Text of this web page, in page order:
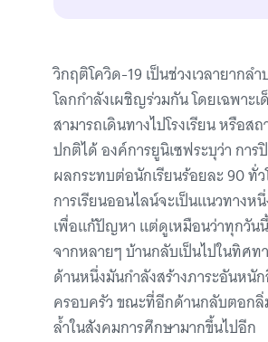
วิกฤติโควิด-19 เป็นช่วงเวลายากล
โลกกำลังเผชิญร่วมกัน โดยเฉพาะเ
สามารถเดินทางไปโรงเรียน หรือส
ปกติได้ องค์การยูนิเซฟระบุว่า การ
ผลกระทบต่อนักเรียนร้อยละ 90 ทั่
การเรียนออนไลน์จะเป็นแนวทางห
เพื่อแก้ปัญหา แต่ดูเหมือนว่าทุกวัน
จากหลายๆ บ้านกลับเป็นไปในทิศท
ด้านหนึ่งมันกำลังสร้างภาระอันหนั
ครอบครัว ขณะที่อีกด้านกลับตอกลิ่
ล้ำในสังคมการศึกษามากขึ้นไปอีก